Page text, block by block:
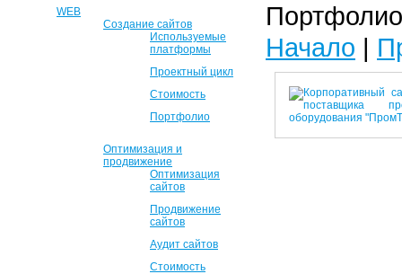
WEB
Создание сайтов
Используемые
платформы
Проектный цикл
Стоимость
Портфолио
Оптимизация и
продвижение
Оптимизация
сайтов
Продвижение
сайтов
Аудит сайтов
Стоимость
Начало |